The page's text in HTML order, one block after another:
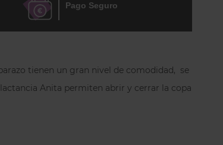
Pago Seguro
tienen un gran nivel de comodidad, se
Anita permiten abrir y cerrar la copa